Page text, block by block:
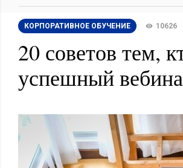
КОРПОРАТИВНОЕ ОБУЧЕНИЕ 10626
20 советов тем,
успешный